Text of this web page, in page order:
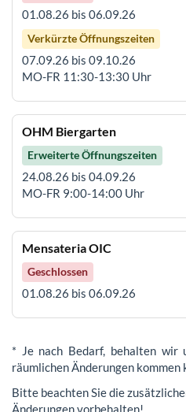
01.08.26 bis 06.09.26
Verkürzte Öffnungszeiten
07.09.26 bis 09.10.26
MO-FR 11:30-13:30 Uhr
OHM Biergarten
Erweiterte Öffnungszeiten
24.08.26 bis 04.09.26
MO-FR 9:00-14:00 Uhr
Mensateria OIC
Geschlossen
01.08.26 bis 06.09.26
* Je nach Bedarf, behalten wir
räumlichen Änderungen kommen
Bitte beachten Sie die
Änderungen vorbehalten!